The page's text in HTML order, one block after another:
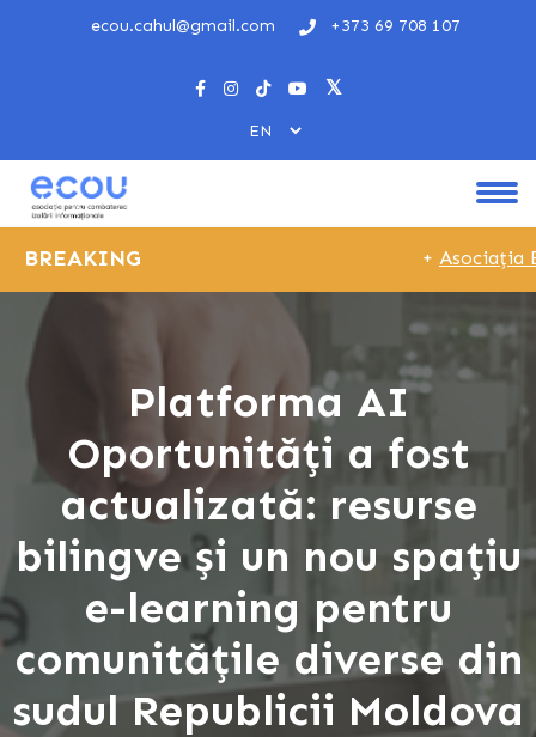
ecou.cahul@gmail.com +373 69 708 107
BREAKING +Asociația
Platforma AI
Oportunități a fost
actualizată: resurse
bilingve și un nou spațiu
e-learning pentru
comunitățile diverse din
sudul Republicii Moldova